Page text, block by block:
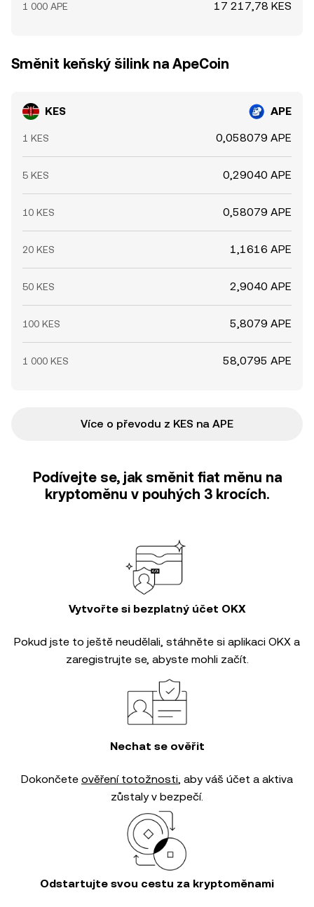
1 000 APE 17 217,78 KES
Směnit keňský šilink na ApeCoin
KES APE
1 KES 0,058079 APE
5 KES 0,29040 APE
10 KES 0,58079 APE
20 KES 1,1616 APE
50 KES 2,9040 APE
100 KES 5,8079 APE
1 000 KES 58,0795 APE
Více o převodu z KES na APE
Podívejte se, jak směnit fiat měnu na
kryptoměnu v pouhých 3 krocích.
Vytvořte si bezplatný účet OKX
Pokud jste to ještě neudělali, stáhněte si aplikaci OKX a
zaregistrujte se, abyste mohli začít.
Nechat se ověřit
Dokončete ověření totožnosti, aby váš účet a aktiva
zůstaly v bezpečí.
Odstartujte svou cestu za kryptoměnami